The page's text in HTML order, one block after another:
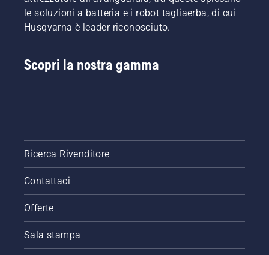
le soluzioni a batteria e i robot tagliaerba, di cui
Husqvarna è leader riconosciuto.
Scopri la nostra gamma
Ricerca Rivenditore
Contattaci
Offerte
Sala stampa